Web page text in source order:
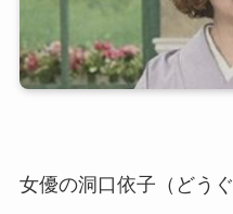
女優の洞口依子（どう